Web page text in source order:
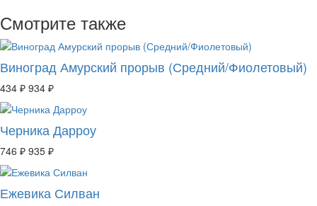
Смотрите также
Виноград Амурский прорыв (Средний/Фиолетовый)
434 ₽ 934 ₽
Черника Дарроу
746 ₽ 935 ₽
Ежевика Силван